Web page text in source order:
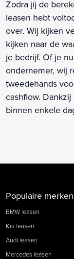
Zodra jij de
leasen hebt
over. Wij kijken
kijken naar de
je bedrijf. Of je
ondernemer, wij
tweedehands
cashflow.
binnen enkele
Populaire merken
BMW leasen
Kia leasen
Audi leasen
Mercedes leasen